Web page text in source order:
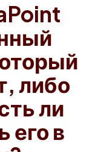
либо
ли
его в